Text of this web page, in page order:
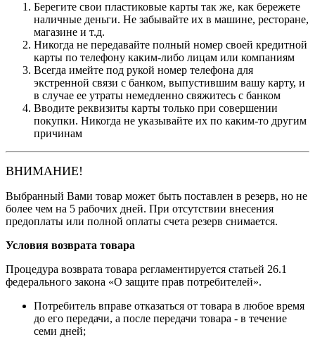
Берегите свои пластиковые карты так же, как бережете
наличные деньги. Не забывайте их в машине, ресторане,
магазине и т.д.
Никогда не передавайте полный номер своей кредитной
карты по телефону каким-либо лицам или компаниям
Всегда имейте под рукой номер телефона для
экстренной связи с банком, выпустившим вашу карту, и
в случае ее утраты немедленно свяжитесь с банком
Вводите реквизиты карты только при совершении
покупки. Никогда не указывайте их по каким-то другим
причинам
ВНИМАНИЕ!
Выбранный Вами товар может быть поставлен в резерв, но не
более чем на 5 рабочих дней. При отсутствии внесения
предоплаты или полной оплаты счета резерв снимается.
Условия возврата товара
Процедура возврата товара регламентируется статьей 26.1
федерального закона «О защите прав потребителей».
Потребитель вправе отказаться от товара в любое время
до его передачи, а после передачи товара - в течение
семи дней;